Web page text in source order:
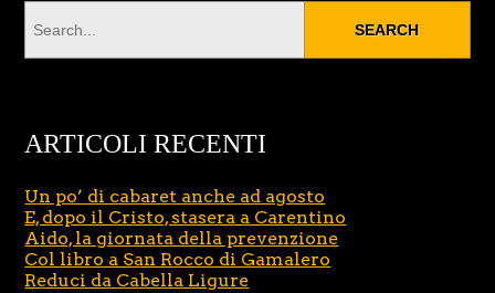
ARTICOLI RECENTI
Un po’ di cabaret anche ad agosto
E, dopo il Cristo, stasera a Carentino
Aido, la giornata della prevenzione
Col libro a San Rocco di Gamalero
Reduci da Cabella Ligure